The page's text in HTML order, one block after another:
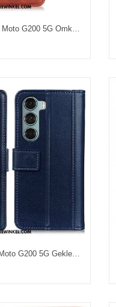
Leren Hoesje voor Moto G200 5G Omkeerbare Magnetische Sluiting
Folio-hoesje voor Moto G200 5G Gekleurde Versie Van Splitleer